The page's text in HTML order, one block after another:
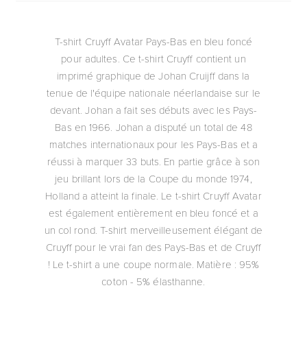
T-shirt Cruyff Avatar Pays-Bas en bleu foncé
pour adultes. Ce t-shirt Cruyff contient un
imprimé graphique de Johan Cruijff dans la
tenue de l'équipe nationale néerlandaise sur le
devant. Johan a fait ses débuts avec les Pays-
Bas en 1966. Johan a disputé un total de 48
matches internationaux pour les Pays-Bas et a
réussi à marquer 33 buts. En partie grâce à son
jeu brillant lors de la Coupe du monde 1974,
Holland a atteint la finale. Le t-shirt Cruyff Avatar
est également entièrement en bleu foncé et a
un col rond. T-shirt merveilleusement élégant de
Cruyff pour le vrai fan des Pays-Bas et de Cruyff
! Le t-shirt a une coupe normale. Matière : 95%
coton - 5% élasthanne.